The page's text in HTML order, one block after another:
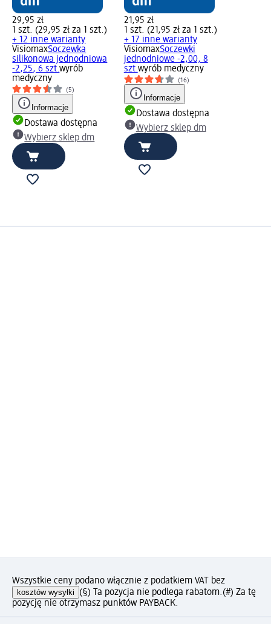
29,95 zł
1 szt. (29,95 zł za 1 szt.)
+ 12 inne warianty
VisiomaxSoczewka
silikonowa jednodniowa
-2,25, 6 szt.wyrób
medyczny
(5)
Informacje
Dostawa dostępna
Wybierz sklep dm
21,95 zł
1 szt. (21,95 zł za 1 szt.)
+ 17 inne warianty
VisiomaxSoczewki
jednodniowe -2,00, 8
szt.wyrób medyczny
(16)
Informacje
Dostawa dostępna
Wybierz sklep dm
Wszystkie ceny podano włącznie z podatkiem VAT bez
kosztów wysyłki (§) Ta pozycja nie podlega rabatom.(#) Za tę
pozycję nie otrzymasz punktów PAYBACK.